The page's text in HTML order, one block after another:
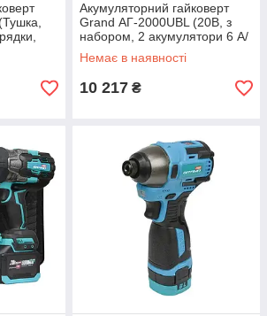
Акумуляторний гайковерт
Grand АГ-2000UBL (20В, з
набором, 2 акумулятори 6 А/
год. КЕЙС, ЧЕХІЯ) ®
Немає в наявності
10 217 ₴